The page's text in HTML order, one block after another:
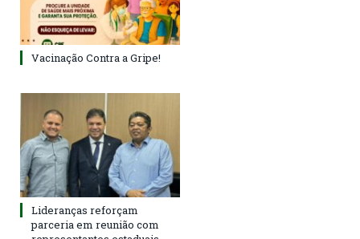
Vacinação Contra a Gripe!
Lideranças reforçam
parceria em reunião com